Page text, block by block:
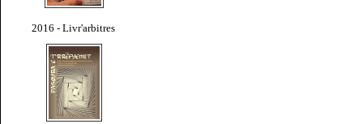
2016 - Livr'arbitres